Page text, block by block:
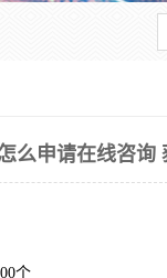
么申请在线咨询
个